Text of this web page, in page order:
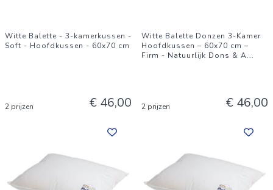
Witte Balette - 3-kamerkussen -
Soft - Hoofdkussen - 60x70 cm
2 prijzen € 46,00
Witte Balette Donzen 3-Kamer
Hoofdkussen – 60x70 cm –
Firm - Natuurlijk Dons & A...
2 prijzen € 46,00